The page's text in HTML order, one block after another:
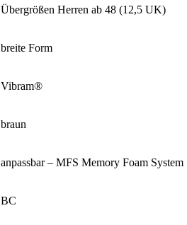
Übergrößen Herren ab 48 (12,5 UK)
breite Form
Vibram®
braun
anpassbar – MFS Memory Foam System
BC